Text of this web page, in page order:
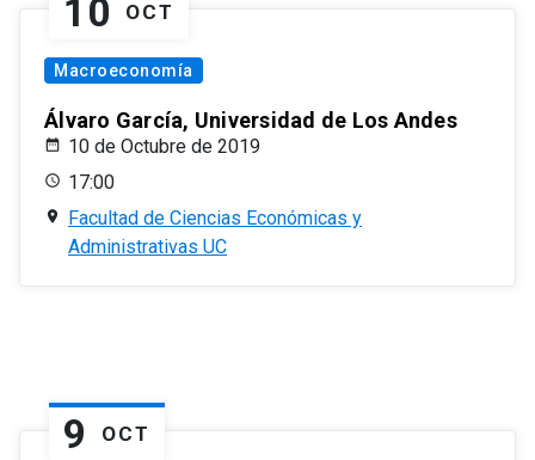
10 OCT
Macroeconomía
Álvaro García, Universidad de Los Andes
10 de Octubre de 2019
17:00
Facultad de Ciencias Económicas y
Administrativas UC
9 OCT